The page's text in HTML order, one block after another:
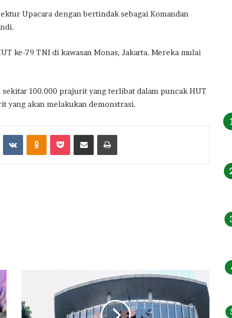
Upacara dengan bertindak sebagai Komandan
ke-79 TNI di kawasan Monas, Jakarta. Mereka mulai
100.000 prajurit yang terlibat dalam puncak HUT
yang akan melakukan demonstrasi.
VKontakteOdnoklassniki
Pocket Share via Email Print